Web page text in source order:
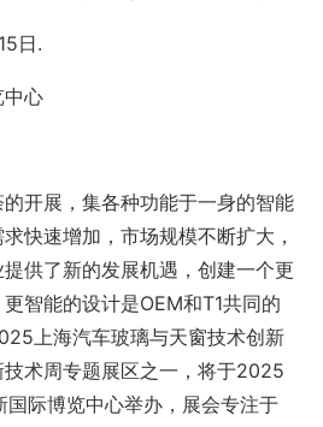
日.
中心
开展，集各种功能于一身的智能
快速增加，市场规模不断扩大，
供了新的发展机遇，创建一个更
智能的设计是OEM和T1共同的
上海汽车玻璃与天窗技术创新
术周专题展区之一，将于2025
际博览中心举办，展会专注于